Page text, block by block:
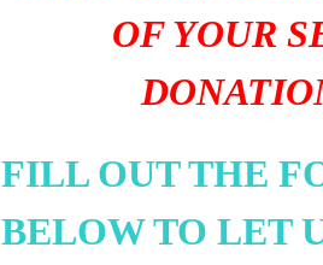
OF YOUR
FILL OUT THE
BELOW TO LET